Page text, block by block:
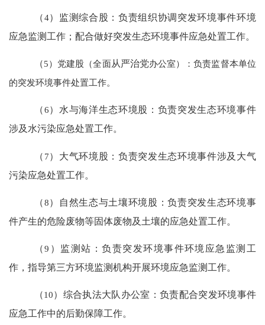
（4） 监测综合股：负责组织协调突发环境事件环境
应急监测工作；配合做好突发生态环境事件应急处置工作。
（5）党建股（全面从严治党办公室）：负责监督本单位
的突发环境事件处置工作。
（6） 水与海洋生态环境股：负责突发生态环境事件
涉及水污染应急处置工作。
（ 7） 大气环境股：负责突发生态环境事件涉及大气
污染应急处置工作。
（8） 自然生态与土壤环境股：负责突发生态环境事
件产生的危险废物等固体废物及土壤的应急处置工作。
（9 ） 监测站：负责突发环境事件环境应急监测工
作，指导第三方环境监测机构开展环境应急监测工作。
（10）综合执法大队办公室： 负责配合突发环境事件
应急工作中的后勤保障工作。